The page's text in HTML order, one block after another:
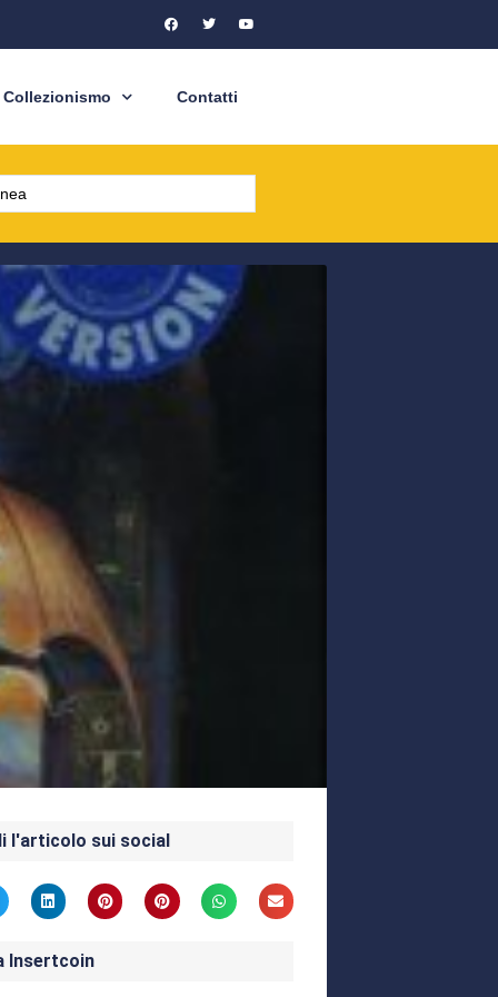
Collezionismo Contatti
l'articolo sui social
Insertcoin